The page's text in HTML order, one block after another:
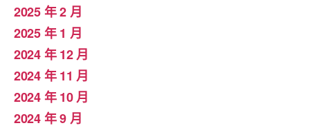
2025 年 2 月
2025 年 1 月
2024 年 12 月
2024 年 11 月
2024 年 10 月
2024 年 9 月